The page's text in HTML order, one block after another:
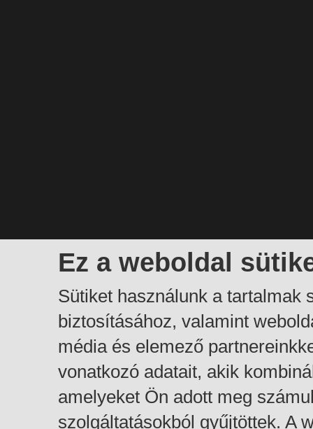
Ez a weboldal
Sütiket használunk a tartalmak
biztosításához, valamint
média és elemező
vonatkozó adatait, akik
amelyeket Ön adott meg
szolgáltatásokból gyűjtöttek. A